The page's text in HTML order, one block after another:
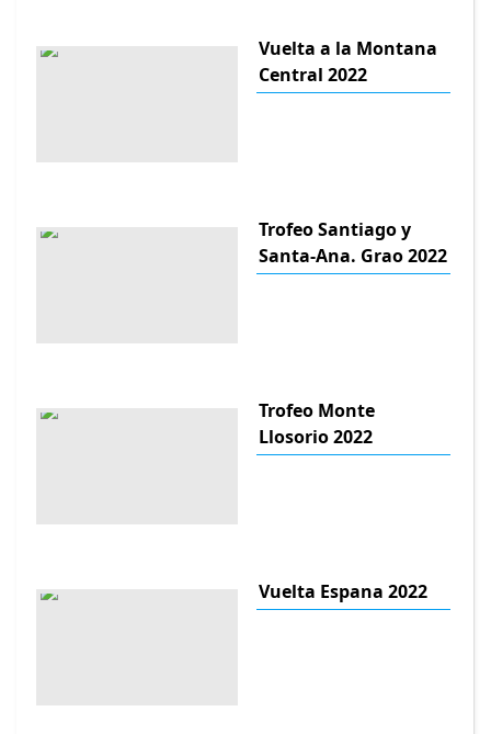
Vuelta a la Montana
Central 2022
Trofeo Santiago y
Santa-Ana. Grao 2022
Trofeo Monte
Llosorio 2022
Vuelta Espana 2022